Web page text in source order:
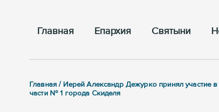
Главная Епархия Cвятыни
Главная / Иерей Александр Дежурко принял участие
части № 1 города Скиделя